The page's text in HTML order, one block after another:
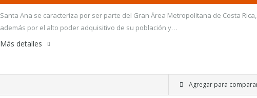
Santa Ana se caracteriza por ser parte del Gran Área Metropolitana de Costa
además por el alto poder adquisitivo de su población y…
Más detalles
Agregar para